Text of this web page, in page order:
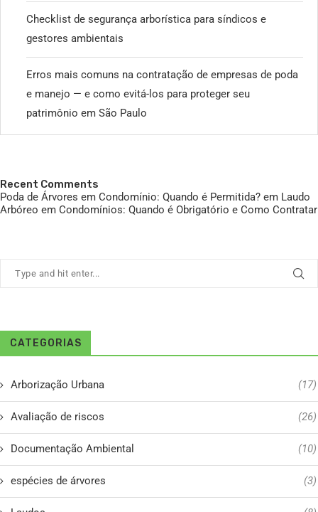
Checklist de segurança arborística para síndicos e
gestores ambientais
Erros mais comuns na contratação de empresas de poda
e manejo — e como evitá-los para proteger seu
patrimônio em São Paulo
Recent Comments
Poda de Árvores em Condomínio: Quando é Permitida? em Laudo
Arbóreo em Condomínios: Quando é Obrigatório e Como Contratar
CATEGORIAS
Arborização Urbana (17)
Avaliação de riscos (26)
Documentação Ambiental (10)
espécies de árvores (3)